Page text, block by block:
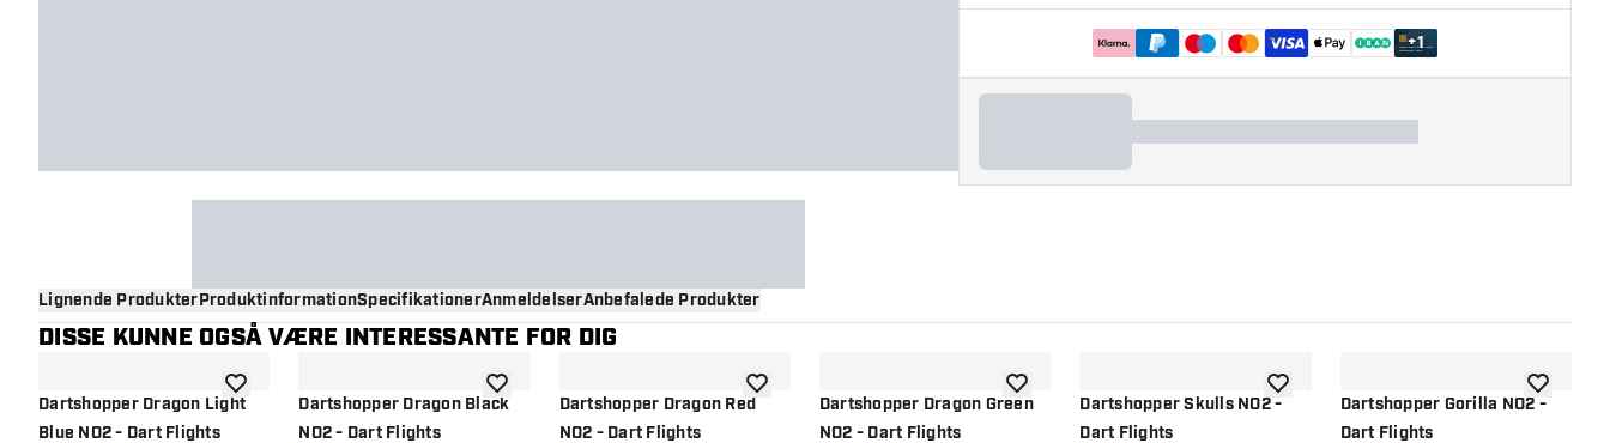
+1
Lignende ProdukterProduktinformationSpecifikationerAnmeldelserAnbefalede Produkter
DISSE KUNNE OGSÅ VÆRE INTERESSANTE FOR DIG
Dartshopper Dragon Light
Blue NO2 - Dart Flights
tilføje til ønskelisteDartshopper Dragon Black
NO2 - Dart Flights
tilføje til ønskelisteDartshopper Dragon Red
NO2 - Dart Flights
tilføje til ønskelisteDartshopper Dragon Green
NO2 - Dart Flights
tilføje til ønskelisteDartshopper Skulls NO2 -
Dart Flights
tilføje til ønskelisteDartshopper Gorilla NO2 -
Dart Flights
tilføje til